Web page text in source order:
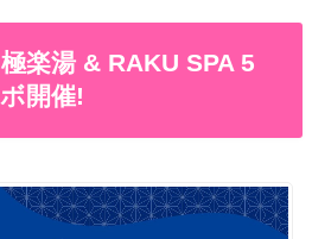
楽湯 & RAKU SPA 5
開催!